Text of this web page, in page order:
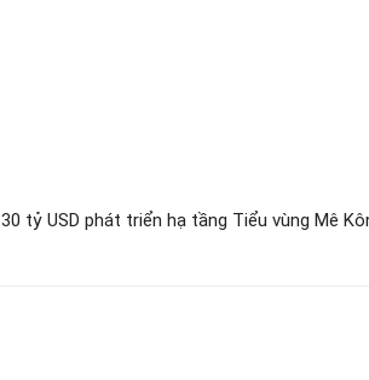
30 tỷ USD phát triển hạ tầng Tiểu vùng Mê